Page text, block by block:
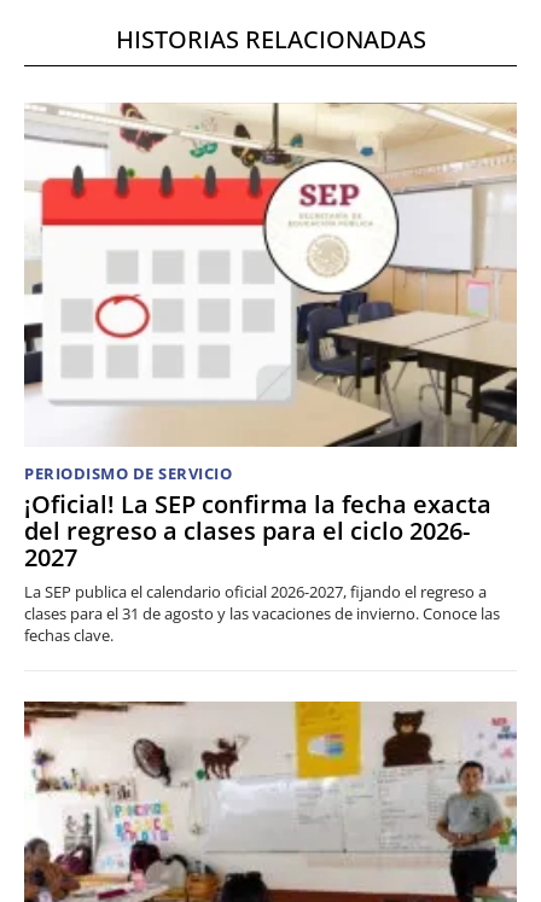
HISTORIAS RELACIONADAS
PERIODISMO DE SERVICIO
¡Oficial! La SEP confirma la fecha exacta
del regreso a clases para el ciclo 2026-
2027
La SEP publica el calendario oficial 2026-2027, fijando el regreso a
clases para el 31 de agosto y las vacaciones de invierno. Conoce las
fechas clave.